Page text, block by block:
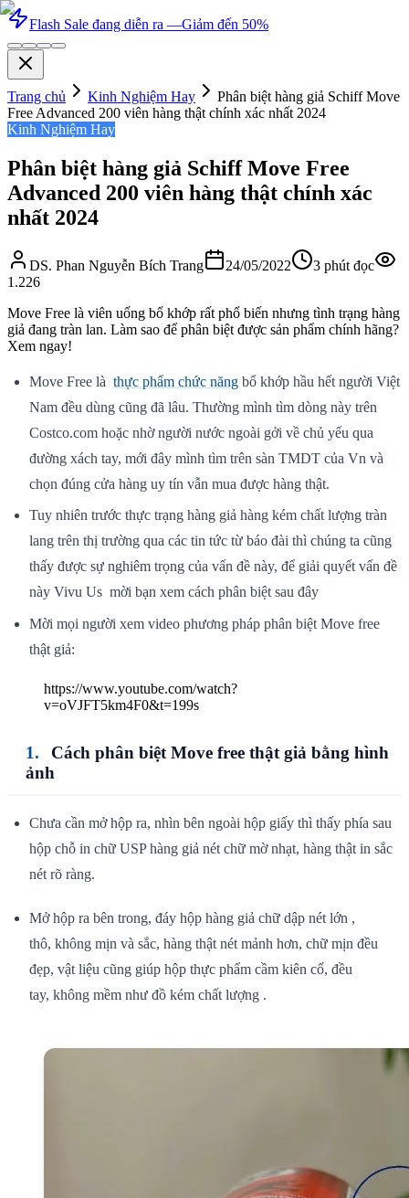
Flash Sale đang diễn ra —Giảm đến 50%
Trang chủ Kinh Nghiệm Hay
Phân biệt hàng giả Schiff Move
Free Advanced 200 viên hàng thật chính xác nhất 2024
Kinh Nghiệm Hay
Phân biệt hàng giả Schiff Move Free
Advanced 200 viên hàng thật chính xác
nhất 2024
DS. Phan Nguyễn Bích Trang 24/05/2022 3 phút đọc
1.226
Move Free là viên uống bổ khớp rất phổ biến nhưng tình trạng hàng
giả đang tràn lan. Làm sao để phân biệt được sản phẩm chính hãng?
Xem ngay!
Move Free là thực phẩm chức năng bổ khớp hầu hết người Việt
Nam đều dùng cũng đã lâu. Thường mình tìm dòng này trên
Costco.com hoặc nhờ người nước ngoài gởi về chủ yếu qua
đường xách tay, mới đây mình tìm trên sàn TMDT của Vn và
chọn đúng cửa hàng uy tín vẫn mua được hàng thật.
Tuy nhiên trước thực trạng hàng giả hàng kém chất lượng tràn
lang trên thị trường qua các tin tức từ báo đài thì chúng ta cũng
thấy được sự nghiêm trọng của vấn đề này, để giải quyết vấn đề
này Vivu Us mời bạn xem cách phân biệt sau đây
Mời mọi người xem video phương pháp phân biệt Move free
thật giả:
https://www.youtube.com/watch?
v=oVJFT5km4F0&t=199s
Cách phân biệt Move free thật giả bằng hình
ảnh
Chưa cần mở hộp ra, nhìn bên ngoài hộp giấy thì thấy phía sau
hộp chỗ in chữ USP hàng giả nét chữ mờ nhạt, hàng thật in sắc
nét rõ ràng.
Mở hộp ra bên trong, đáy hộp hàng giả chữ dập nét lớn ,
thô, không mịn và sắc, hàng thật nét mảnh hơn, chữ mịn đều
đẹp, vật liệu cũng giúp hộp thực phẩm cầm kiên cố, đều
tay, không mềm như đồ kém chất lượng .